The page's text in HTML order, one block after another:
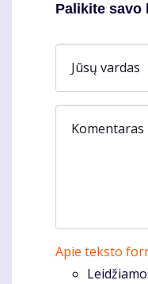
Palikite savo
Jūsų vardas
Komentaras
Apie teksto